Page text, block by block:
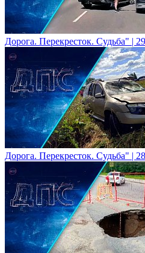
Дорога. Перекресток. Судьба" |
Дорога. Перекресток. Судьба" |